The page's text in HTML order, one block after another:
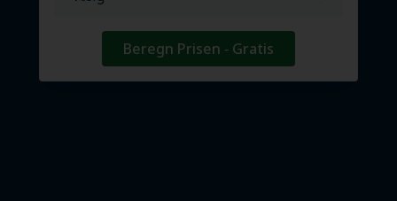
Beregn Prisen - Gratis